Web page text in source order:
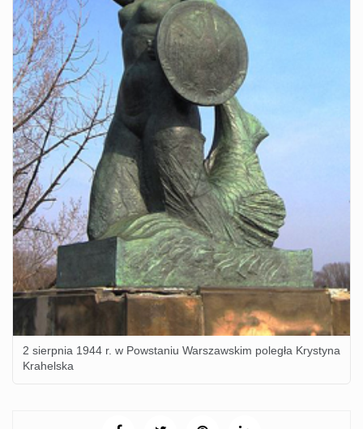
2 sierpnia 1944 r. w Powstaniu Warszawskim poległa Krystyna
Krahelska